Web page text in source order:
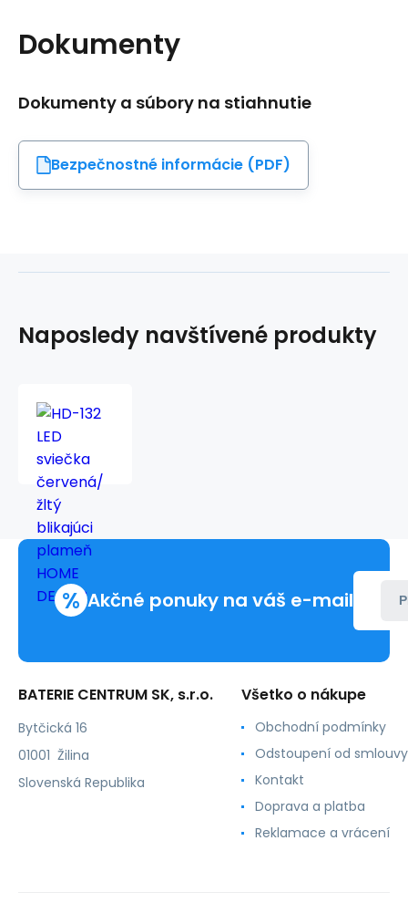
Dokumenty
Dokumenty a súbory na stiahnutie
Bezpečnostné informácie (PDF)
Naposledy navštívené produkty
plameň
% Akčné ponuky na váš e-mail
BATERIE CENTRUM SK, s.r.o.
Bytčická 16
01001 Žilina
Slovenská Republika
Všetko o nákupe
Obchodní podmínky
Odstoupení od smlouvy
Kontakt
Doprava a platba
Reklamace a vrácení